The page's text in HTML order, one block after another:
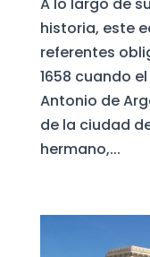
A lo largo de
historia, este
referentes
1658 cuando
Antonio de
de la ciudad
hermano,...